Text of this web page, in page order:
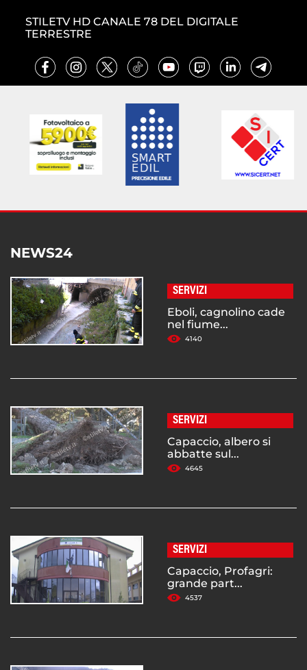
STILETV HD CANALE 78 DEL DIGITALE
TERRESTRE
NEWS24
SERVIZI
Eboli, cagnolino cade
nel fiume...
4140
SERVIZI
Capaccio, albero si
abbatte sul...
4645
SERVIZI
Capaccio, Profagri:
grande part...
4537